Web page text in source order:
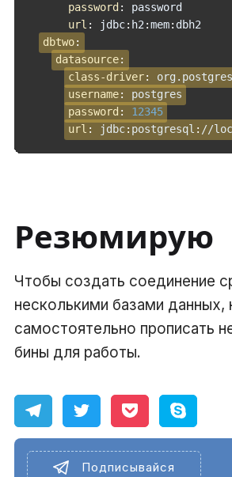
password :
password
url : jdbc: h2:mem: dbh2
dbtwo:
datasource:
class-driver:
username:
postgres
password :
12345
url : jdbc: postgresql : //
Резюмирую
Чтобы создать соединение
несколькими базами
самостоятельно прописать
бины для работы.
Подписывайся